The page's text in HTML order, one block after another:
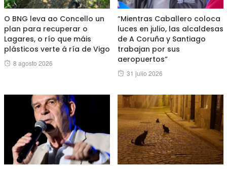
O BNG leva ao Concello un
plan para recuperar o
Lagares, o río que máis
plásticos verte á ría de Vigo
Posted
8 agosto 2026
“Mientras Caballero coloca
luces en julio, las alcaldesas
de A Coruña y Santiago
trabajan por sus
aeropuertos”
Posted
31 julio 2026